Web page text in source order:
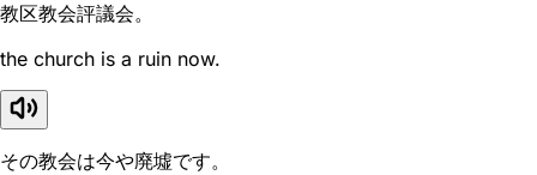
教区教会評議会。
the church is a ruin now.
その教会は今や廃墟です。